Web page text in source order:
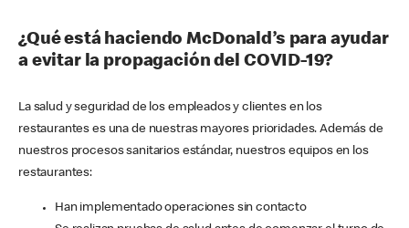
¿Qué está haciendo McDonald’s para ayudar
a evitar la propagación del COVID-19?
La salud y seguridad de los empleados y clientes en los
restaurantes es una de nuestras mayores prioridades. Además de
nuestros procesos sanitarios estándar, nuestros equipos en los
restaurantes:
Han implementado operaciones sin contacto